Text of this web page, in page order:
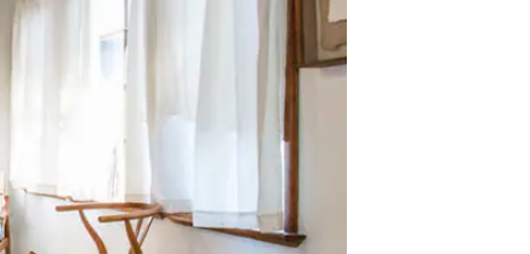
tai pyyhkäisemällä.